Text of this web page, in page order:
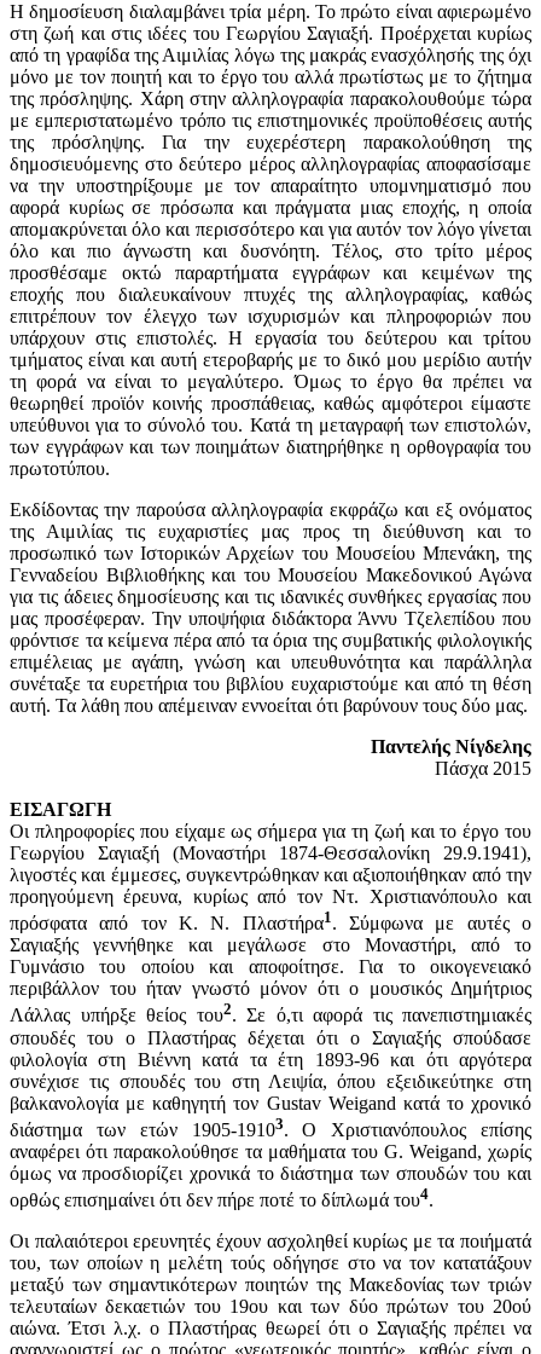
Η δημοσίευση διαλαμβάνει τρία μέρη. Το πρώτο είναι αφιερωμένο
στη ζωή και στις ιδέες του Γεωργίου Σαγιαξή. Προέρχεται κυρίως
από τη γραφίδα της Αιμιλίας λόγω της μακράς ενασχόλησής της όχι
μόνο με τον ποιητή και το έργο του αλλά πρωτίστως με το ζήτημα
της πρόσληψης. Χάρη στην αλληλογραφία παρακολουθούμε τώρα
με εμπεριστατωμένο τρόπο τις επιστημονικές προϋποθέσεις αυτής
της πρόσληψης. Για την ευχερέστερη παρακολούθηση της
δημοσιευόμενης στο δεύτερο μέρος αλληλογραφίας αποφασίσαμε
να την υποστηρίξουμε με τον απαραίτητο υπομνηματισμό που
αφορά κυρίως σε πρόσωπα και πράγματα μιας εποχής, η οποία
απομακρύνεται όλο και περισσότερο και για αυτόν τον λόγο γίνεται
όλο και πιο άγνωστη και δυσνόητη. Τέλος, στο τρίτο μέρος
προσθέσαμε οκτώ παραρτήματα εγγράφων και κειμένων της
εποχής που διαλευκαίνουν πτυχές της αλληλογραφίας, καθώς
επιτρέπουν τον έλεγχο των ισχυρισμών και πληροφοριών που
υπάρχουν στις επιστολές. Η εργασία του δεύτερου και τρίτου
τμήματος είναι και αυτή ετεροβαρής με το δικό μου μερίδιο αυτήν
τη φορά να είναι το μεγαλύτερο. Όμως το έργο θα πρέπει να
θεωρηθεί προϊόν κοινής προσπάθειας, καθώς αμφότεροι είμαστε
υπεύθυνοι για το σύνολό του. Κατά τη μεταγραφή των επιστολών,
των εγγράφων και των ποιημάτων διατηρήθηκε η ορθογραφία του
πρωτοτύπου.
Εκδίδοντας την παρούσα αλληλογραφία εκφράζω και εξ ονόματος
της Αιμιλίας τις ευχαριστίες μας προς τη διεύθυνση και το
προσωπικό των Ιστορικών Αρχείων του Μουσείου Μπενάκη, της
Γενναδείου Βιβλιοθήκης και του Μουσείου Μακεδονικού Αγώνα
για τις άδειες δημοσίευσης και τις ιδανικές συνθήκες εργασίας που
μας προσέφεραν. Την υποψήφια διδάκτορα Άννυ Τζελεπίδου που
φρόντισε τα κείμενα πέρα από τα όρια της συμβατικής φιλολογικής
επιμέλειας με αγάπη, γνώση και υπευθυνότητα και παράλληλα
συνέταξε τα ευρετήρια του βιβλίου ευχαριστούμε και από τη θέση
αυτή. Τα λάθη που απέμειναν εννοείται ότι βαρύνουν τους δύο μας.
Παντελής Νίγδελης
Πάσχα 2015
ΕΙΣΑΓΩΓΗ
Οι πληροφορίες που είχαμε ως σήμερα για τη ζωή και το έργο του
Γεωργίου Σαγιαξή (Μοναστήρι 1874-Θεσσαλονίκη 29.9.1941),
λιγοστές και έμμεσες, συγκεντρώθηκαν και αξιοποιήθηκαν από την
προηγούμενη έρευνα, κυρίως από τον Ντ. Χριστιανόπουλο και
πρόσφατα από τον Κ. Ν. Πλαστήρα1. Σύμφωνα με αυτές ο
Σαγιαξής γεννήθηκε και μεγάλωσε στο Μοναστήρι, από το
Γυμνάσιο του οποίου και αποφοίτησε. Για το οικογενειακό
περιβάλλον του ήταν γνωστό μόνον ότι ο μουσικός Δημήτριος
Λάλλας υπήρξε θείος του2. Σε ό,τι αφορά τις πανεπιστημιακές
σπουδές του ο Πλαστήρας δέχεται ότι ο Σαγιαξής σπούδασε
φιλολογία στη Βιέννη κατά τα έτη 1893-96 και ότι αργότερα
συνέχισε τις σπουδές του στη Λειψία, όπου εξειδικεύτηκε στη
βαλκανολογία με καθηγητή τον Gustav Weigand κατά το χρονικό
διάστημα των ετών 1905-19103. Ο Χριστιανόπουλος επίσης
αναφέρει ότι παρακολούθησε τα μαθήματα του G. Weigand, χωρίς
όμως να προσδιορίζει χρονικά το διάστημα των σπουδών του και
ορθώς επισημαίνει ότι δεν πήρε ποτέ το δίπλωμά του4.
Οι παλαιότεροι ερευνητές έχουν ασχοληθεί κυρίως με τα ποιήματά
του, των οποίων η μελέτη τούς οδήγησε στο να τον κατατάξουν
μεταξύ των σημαντικότερων ποιητών της Μακεδονίας των τριών
τελευταίων δεκαετιών του 19ου και των δύο πρώτων του 20ού
αιώνα. Έτσι λ.χ. ο Πλαστήρας θεωρεί ότι ο Σαγιαξής πρέπει να